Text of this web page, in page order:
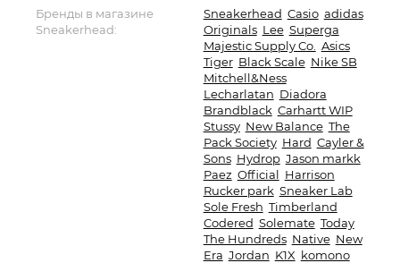
Бренды в магазине
Sneakerhead:
Sneakerhead Casio adidas
Originals Lee Superga
Majestic Supply Co. Asics
Tiger Black Scale Nike SB
Mitchell&Ness
Lecharlatan Diadora
Brandblack Carhartt WIP
Stussy New Balance The
Pack Society Hard Cayler &
Sons Hydrop Jason markk
Paez Official Harrison
Rucker park Sneaker Lab
Sole Fresh Timberland
Codered Solemate Today
The Hundreds Native New
Era Jordan K1X komono